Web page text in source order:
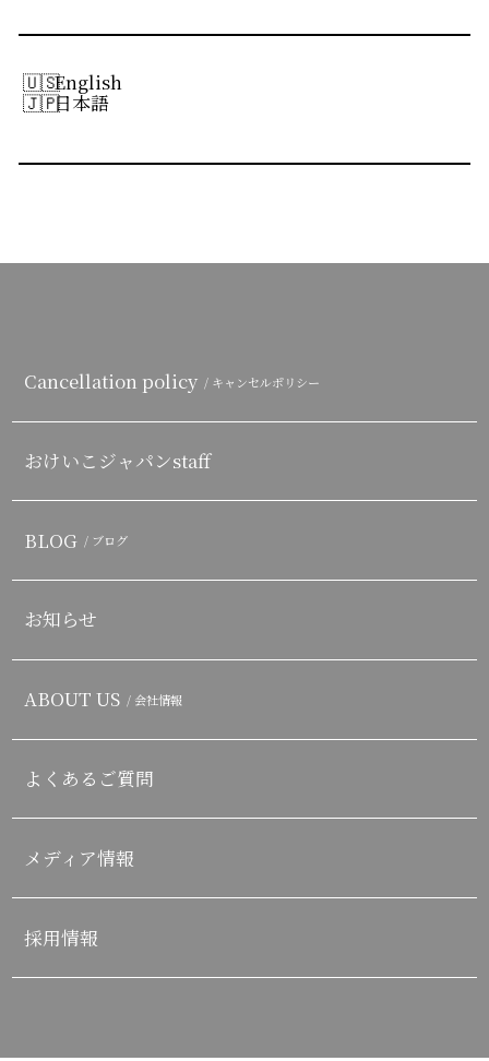
English
日本語
Cancellation policy / キャンセルポリシー
おけいこジャパンstaff
BLOG / ブログ
お知らせ
ABOUT US / 会社情報
よくあるご質問
メディア情報
採用情報